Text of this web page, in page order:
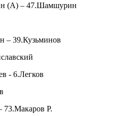
(А) – 47.Шамшурин
– 39.Кузьминов
- 6.Легков
73.Макаров Р.